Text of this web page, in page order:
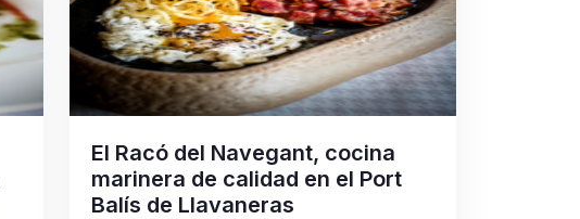
El Racó del Navegant, cocina
marinera de calidad en el Port
Balís de Llavaneras